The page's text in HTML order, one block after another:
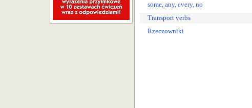
some, any, every, no
Transport verbs
Rzeczowniki